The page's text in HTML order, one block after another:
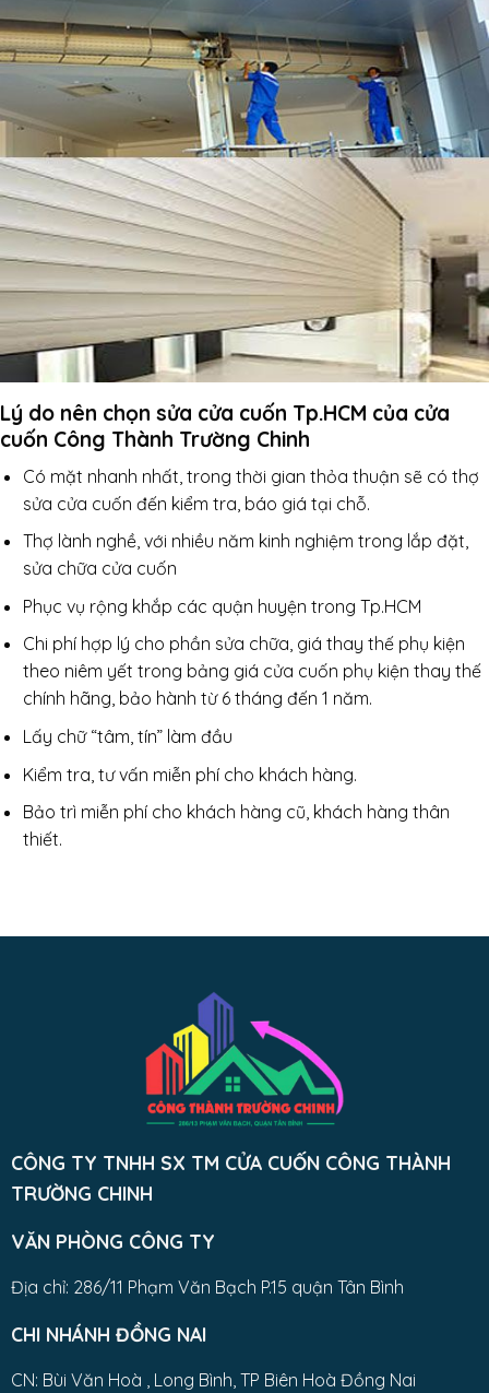
Lý do nên chọn sửa cửa cuốn Tp.HCM của cửa
cuốn Công Thành Trường Chinh
Có mặt nhanh nhất, trong thời gian thỏa thuận sẽ có thợ
sửa cửa cuốn đến kiểm tra, báo giá tại chỗ.
Thợ lành nghề, với nhiều năm kinh nghiệm trong lắp đặt,
sửa chữa cửa cuốn
Phục vụ rộng khắp các quận huyện trong Tp.HCM
Chi phí hợp lý cho phần sửa chữa, giá thay thế phụ kiện
theo niêm yết trong bảng giá cửa cuốn phụ kiện thay thế
chính hãng, bảo hành từ 6 tháng đến 1 năm.
Lấy chữ “tâm, tín” làm đầu
Kiểm tra, tư vấn miễn phí cho khách hàng.
Bảo trì miễn phí cho khách hàng cũ, khách hàng thân
thiết.
CÔNG TY TNHH SX TM CỬA CUỐN CÔNG THÀNH
TRƯỜNG CHINH
VĂN PHÒNG CÔNG TY
Địa chỉ: 286/11 Phạm Văn Bạch P.15 quận Tân Bình
CHI NHÁNH ĐỒNG NAI
CN: Bùi Văn Hoà , Long Bình, TP Biên Hoà Đồng Nai